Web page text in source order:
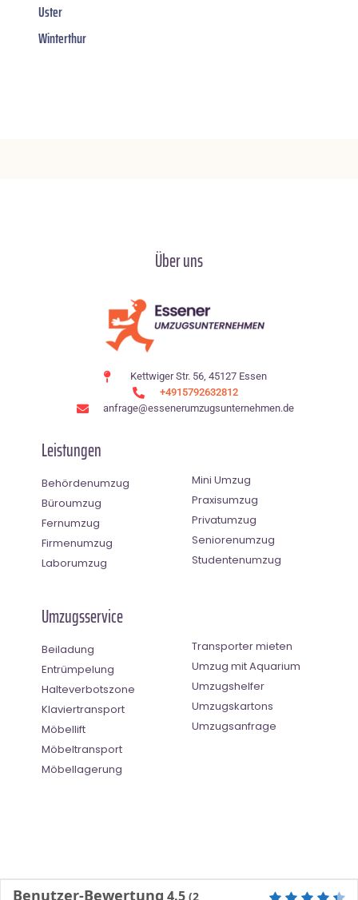
Uster
Winterthur
Über uns
Kettwiger Str. 56, 45127 Essen
+4915792632812
anfrage@essenerumzugsunternehmen.de
Leistungen
Behördenumzug
Büroumzug
Fernumzug
Firmenumzug
Laborumzug
Mini Umzug
Praxisumzug
Privatumzug
Seniorenumzug
Studentenumzug
Umzugsservice
Beiladung
Entrümpelung
Halteverbotszone
Klaviertransport
Möbellift
Möbeltransport
Möbellagerung
Transporter mieten
Umzug mit Aquarium
Umzugshelfer
Umzugskartons
Umzugsanfrage
Benutzer-Bewertung 4.5 (2